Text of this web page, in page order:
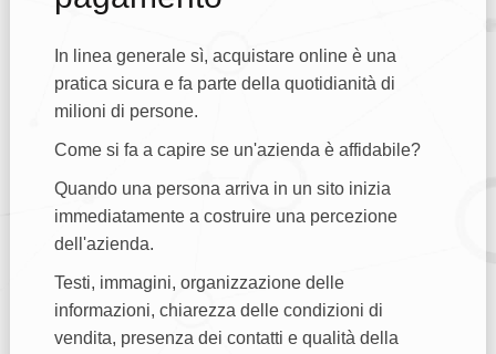
In linea generale sì, acquistare online è una
pratica sicura e fa parte della quotidianità di
milioni di persone.
Come si fa a capire se un'azienda è affidabile?
Quando una persona arriva in un sito inizia
immediatamente a costruire una percezione
dell'azienda.
Testi, immagini, organizzazione delle
informazioni, chiarezza delle condizioni di
vendita, presenza dei contatti e qualità della